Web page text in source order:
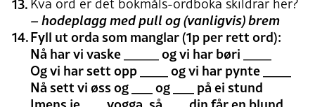
– hodeplagg med pull og (vanligvis) brem
Fyll ut orda som manglar (1p per rett ord):
Nå har vi vaske _____ og vi har børi ____
Og vi har sett opp ____ og vi har pynte ____
Nå sett vi øss og ___ og ___ på ei stund